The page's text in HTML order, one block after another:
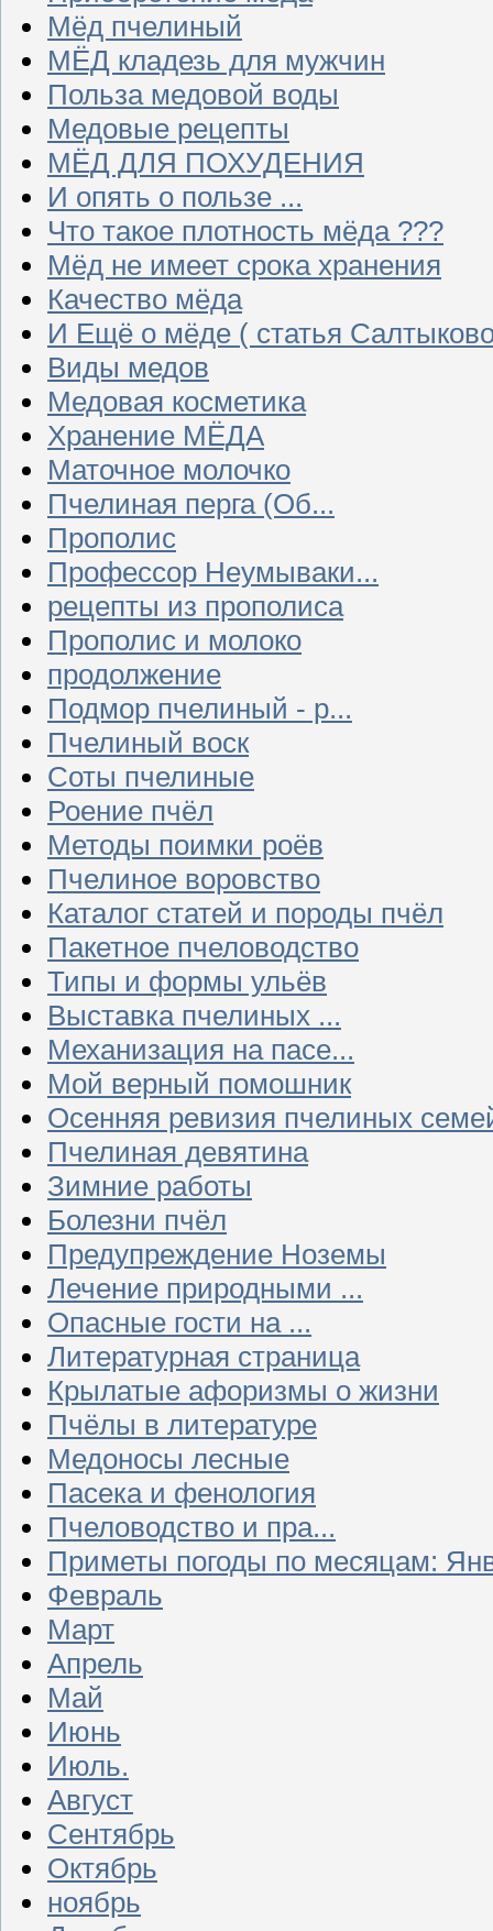
Мёд пчелиный
МЁД кладезь для мужчин
Польза медовой воды
Медовые рецепты
МЁД ДЛЯ ПОХУДЕНИЯ
И опять о пользе ...
Что такое плотность мёда ???
Мёд не имеет срока хранения
Качество мёда
И Ещё о мёде ( статья
Виды медов
Медовая косметика
Хранение МЁДА
Маточное молочко
Пчелиная перга (Об...
Прополис
Профессор Неумываки...
рецепты из прополиса
Прополис и молоко
продолжение
Подмор пчелиный - р...
Пчелиный воск
Соты пчелиные
Роение пчёл
Методы поимки роёв
Пчелиное воровство
Каталог статей и породы пчёл
Пакетное пчеловодство
Типы и формы ульёв
Выставка пчелиных ...
Механизация на пасе...
Мой верный помошник
Осенняя ревизия пчелиных
Пчелиная девятина
Зимние работы
Болезни пчёл
Предупреждение Ноземы
Лечение природными ...
Опасные гости на ...
Литературная страница
Крылатые афоризмы о жизни
Пчёлы в литературе
Медоносы лесные
Пасека и фенология
Пчеловодство и пра...
Приметы погоды по месяцам:
Февраль
Март
Апрель
Май
Июнь
Июль.
Август
Сентябрь
Октябрь
ноябрь